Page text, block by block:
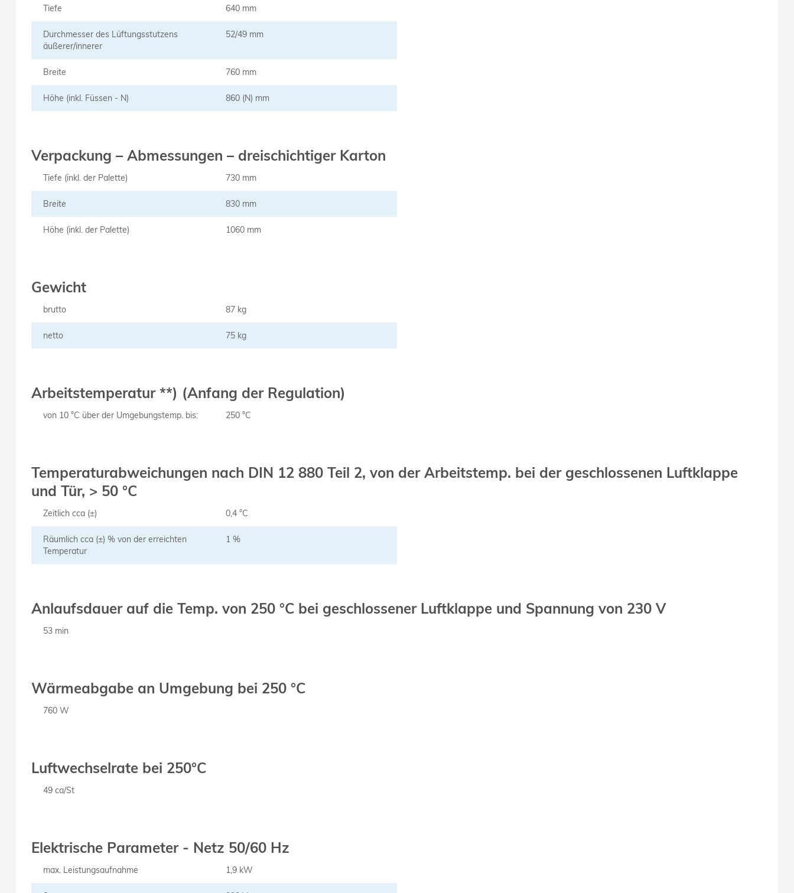
Tiefe 640 mm
Durchmesser des Lüftungsstutzens
äußerer/innerer
52/49 mm
Breite 760 mm
Höhe (inkl. Füssen - N) 860 (N) mm
Verpackung – Abmessungen – dreischichtiger Karton
Tiefe (inkl. der Palette) 730 mm
Breite 830 mm
Höhe (inkl. der Palette) 1060 mm
Gewicht
brutto 87 kg
netto 75 kg
Arbeitstemperatur **) (Anfang der Regulation)
von 10 °C über der Umgebungstemp. bis: 250 °C
Temperaturabweichungen nach DIN 12 880 Teil 2, von der Arbeitstemp. bei der geschlossenen Luftklappe
und Tür, > 50 °C
Zeitlich cca (±) 0,4 °C
Räumlich cca (±) % von der erreichten
Temperatur
1 %
Anlaufsdauer auf die Temp. von 250 °C bei geschlossener Luftklappe und Spannung von 230 V
53 min
Wärmeabgabe an Umgebung bei 250 °C
760 W
Luftwechselrate bei 250°C
49 ca/St
Elektrische Parameter - Netz 50/60 Hz
max. Leistungsaufnahme 1,9 kW